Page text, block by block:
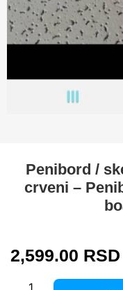
Penibord /
crveni –
2,599.00 RSD